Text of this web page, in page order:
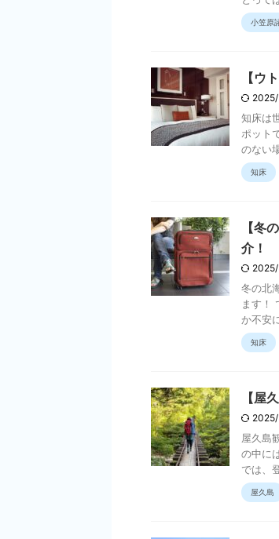
小笠原
【ウ
知床は
ポット
のない
知床
【冬
介！
冬の北
ます！
か不安
知床
【屋
屋久島
の中に
では、
屋久島